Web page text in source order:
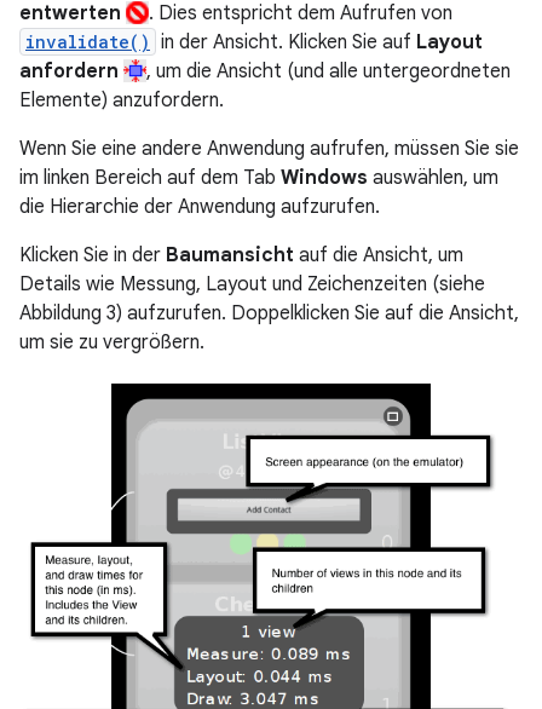
entwerten
. Dies entspricht dem Aufrufen von
invalidate() in der Ansicht. Klicken Sie auf Layout
anfordern
, um die Ansicht (und alle untergeordneten
Elemente) anzufordern.
Wenn Sie eine andere Anwendung aufrufen, müssen Sie sie
im linken Bereich auf dem Tab Windows auswählen, um
die Hierarchie der Anwendung aufzurufen.
Klicken Sie in der Baumansicht auf die Ansicht, um
Details wie Messung, Layout und Zeichenzeiten (siehe
Abbildung 3) aufzurufen. Doppelklicken Sie auf die Ansicht,
um sie zu vergrößern.